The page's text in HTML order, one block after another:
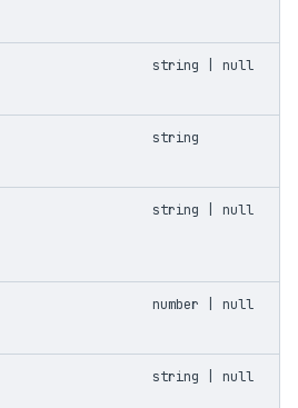
string | null
string
string | null
number | null
string | null